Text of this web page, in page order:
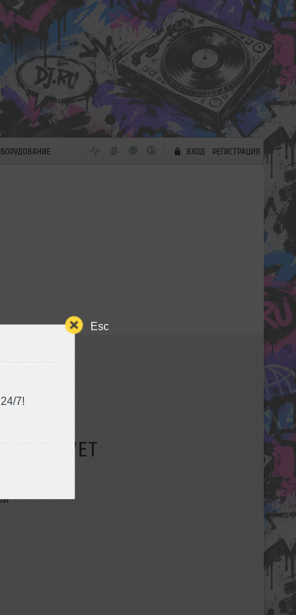
Esc
7!
ВХОД РЕГИСТРАЦИЯ